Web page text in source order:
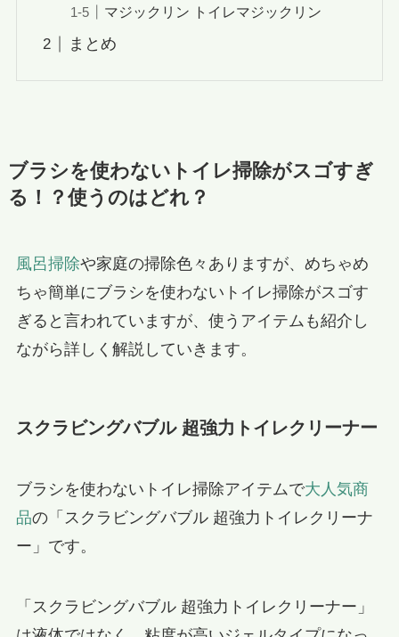
マジックリン トイレマジックリン
まとめ
ブラシを使わないトイレ掃除がスゴすぎ
る！？使うのはどれ？
風呂掃除や家庭の掃除色々ありますが、めちゃめ
ちゃ簡単にブラシを使わないトイレ掃除がスゴす
ぎると言われていますが、使うアイテムも紹介し
ながら詳しく解説していきます。
スクラビングバブル 超強力トイレクリーナー
ブラシを使わないトイレ掃除アイテムで大人気商
品の「スクラビングバブル 超強力トイレクリーナ
ー」です。
「スクラビングバブル 超強力トイレクリーナー」